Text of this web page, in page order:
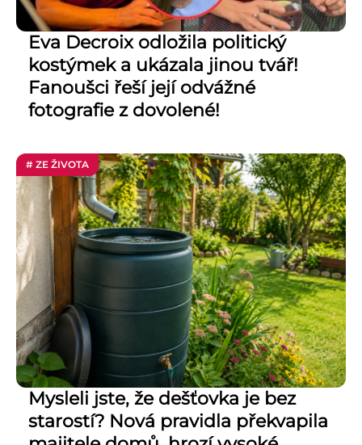
Eva Decroix odložila politický
kostýmek a ukázala jinou tvář!
Fanoušci řeší její odvážné
fotografie z dovolené!
# ZE ŽIVOTA
Mysleli jste, že dešťovka je bez
starostí? Nová pravidla překvapila